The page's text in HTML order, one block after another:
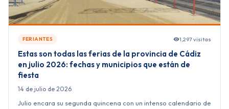
FERIANTES 1,297 visitas
Estas son todas las ferias de la provincia de Cádiz
en julio 2026: fechas y municipios que están de
fiesta
14 de julio de 2026
Julio encara su segunda quincena con un intenso calendario de